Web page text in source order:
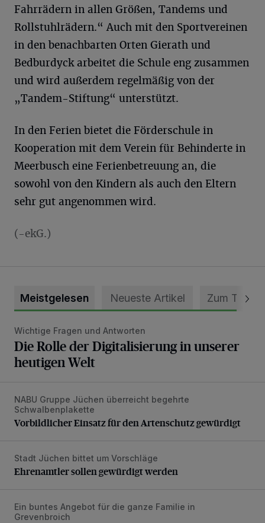
Fahrrädern in allen Größen, Tandems und
Rollstuhlrädern.“ Auch mit den Sportvereinen
in den benachbarten Orten Gierath und
Bedburdyck arbeitet die Schule eng zusammen
und wird außerdem regelmäßig von der
„Tandem-Stiftung“ unterstützt.
In den Ferien bietet die Förderschule in
Kooperation mit dem Verein für Behinderte in
Meerbusch eine Ferienbetreuung an, die
sowohl von den Kindern als auch den Eltern
sehr gut angenommen wird.
(-ekG.)
Meistgelesen Neueste Artikel Zum Thema
Die Rolle der Digitalisierung in unserer heutigen Welt
Wichtige Fragen und Antworten
Die Rolle der Digitalisierung in unserer
heutigen Welt
Vorbildlicher Einsatz für den Artenschutz gewürdigt
NABU Gruppe Jüchen überreicht begehrte
Schwalbenplakette
Vorbildlicher Einsatz für den Artenschutz gewürdigt
Ehrenamtler sollen gewürdigt werden
Stadt Jüchen bittet um Vorschläge
Ehrenamtler sollen gewürdigt werden
Sommerferien an der Skatebox
Ein buntes Angebot für die ganze Familie in
Grevenbroich